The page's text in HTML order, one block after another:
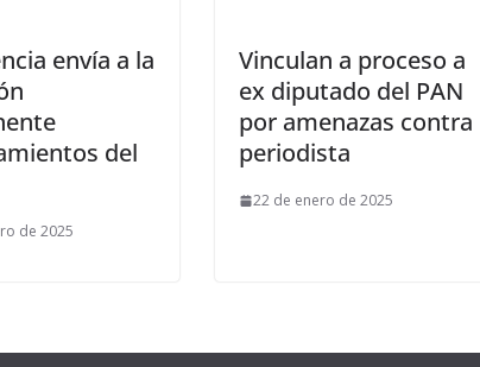
envía a la
del
de 2025
Vinculan a proceso a
ex diputado del PAN
por amenazas contra
periodista
22 de enero de 2025